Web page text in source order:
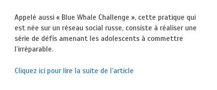
Appelé aussi « Blue Whale Challenge », cette pratique qui
est née sur un réseau social russe, consiste à réaliser une
série de défis amenant les adolescents à commettre
l’irréparable.
Cliquez ici pour lire la suite de l’article